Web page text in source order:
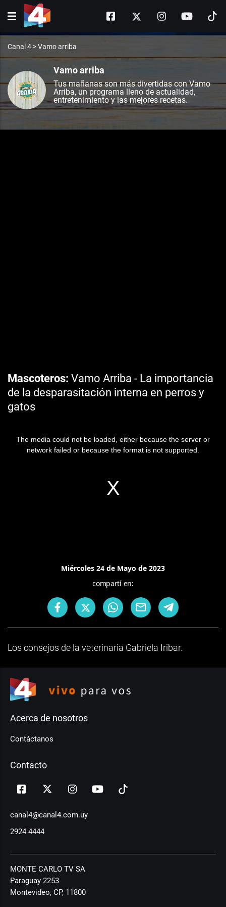
Canal 4 >Vamo arriba
Vamo arriba
Tus mañanas son más divertidas con Vamo
Arriba, un programa lleno de actualidad,
entretenimiento y las mejores recetas.
Mascoteros Vamo Arriba - La importancia
de la desparasitación interna en perros y
gatos
The media could not be loaded, either because the server or
network failed or because the format is not supported.
Miércoles 24 de Mayo de 2023
compartí en:
Los consejos de la veterinaria Gabriela Iribar.
Acerca de nosotros
Contáctanos
Contacto
canal4@canal4.com.uy
2924 4444
MONTE CARLO TV SA
Paraguay 2253
Montevideo, CP, 11800